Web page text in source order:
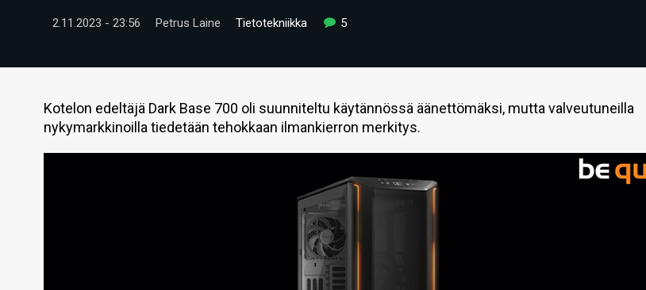
2.11.2023 - 23:56 Petrus Laine Tietotekniikka 5
Kotelon edeltäjä Dark Base 700 oli suunniteltu käytännössä äänettömäksi, mutta valveutuneilla
nykymarkkinoilla tiedetään tehokkaan ilmankierron merkitys.